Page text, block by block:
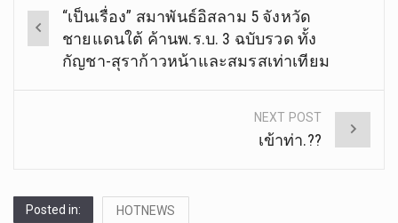
navigation
“เป็นเรื่อง” สมาพันธ์อิสลาม 5 จังหวัด
ชายแดนใต้ ค้านพ.ร.บ. 3 ฉบับรวด ทั้ง
กัญชา-สุราก้าวหน้าและสมรสเท่าเทียม
NEXT POST
เข้าท่า.??
Posted in: HOTNEWS